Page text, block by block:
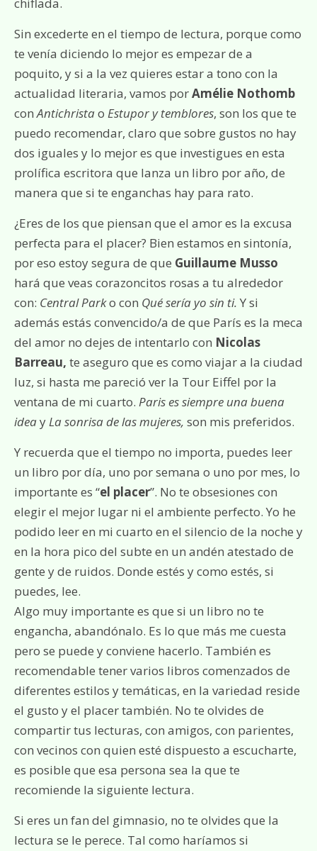
chiflada.
Sin excederte en el tiempo de lectura, porque como
te venía diciendo lo mejor es empezar de a
poquito, y si a la vez quieres estar a tono con la
actualidad literaria, vamos porAmélie Nothomb
conAntichristao Estupor y temblores, son los que te
puedo recomendar, claro que sobre gustos no hay
dos iguales y lo mejor es que investigues en esta
prolífica escritora que lanza un libro por año, de
manera que si te enganchas hay para rato.
¿Eres de los que piensan que el amor es la excusa
perfecta para el placer? Bien estamos en sintonía,
por eso estoy segura de que Guillaume Musso
hará que veas corazoncitos rosas a tu alrededor
con: Central Parko con Qué sería yo sin ti. Y si
además estás convencido/a de que París es la meca
del amor no dejes de intentarlo con Nicolas
Barreau, te aseguro que es como viajar a la ciudad
luz, si hasta me pareció ver la Tour Eiffel por la
ventana de mi cuarto. Paris es siempre una buena
ideayLa sonrisa de las mujeres, son mis preferidos.
Y recuerda que el tiempo no importa, puedes leer
un libro por día, uno por semana o uno por mes, lo
importante es “el placer”. No te obsesiones con
elegir el mejor lugar ni el ambiente perfecto. Yo he
podido leer en mi cuarto en el silencio de la noche y
en la hora pico del subte en un andén atestado de
gente y de ruidos. Donde estés y como estés, si
puedes, lee.
Algo muy importante es que si un libro no te
engancha, abandónalo. Es lo que más me cuesta
pero se puede y conviene hacerlo. También es
recomendable tener varios libros comenzados de
diferentes estilos y temáticas, en la variedad reside
el gusto y el placer también. No te olvides de
compartir tus lecturas, con amigos, con parientes,
con vecinos con quien esté dispuesto a escucharte,
es posible que esa persona sea la que te
recomiende la siguiente lectura.
Si eres un fan del gimnasio, no te olvides que la
lectura se le perece. Tal como haríamos si